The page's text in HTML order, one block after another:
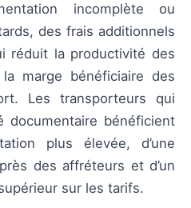
incomplète ou
des frais additionnels
réduit la productivité des
marge bénéficiaire des
Les transporteurs qui
documentaire bénéficient
plus élevée, d’une
des affréteurs et d’un
sur les tarifs.